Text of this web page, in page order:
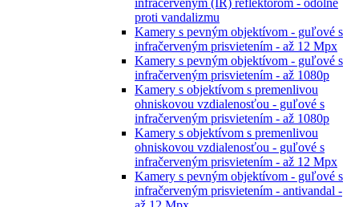
infračerveným (IR) reflektorom - odolné
proti vandalizmu
Kamery s pevným objektívom - guľové s
infračerveným prisvietením - až 12 Mpx
Kamery s pevným objektívom - guľové s
infračerveným prisvietením - až 1080p
Kamery s objektívom s premenlivou
ohniskovou vzdialenosťou - guľové s
infračerveným prisvietením - až 1080p
Kamery s objektívom s premenlivou
ohniskovou vzdialenosťou - guľové s
infračerveným prisvietením - až 12 Mpx
Kamery s pevným objektívom - guľové s
infračerveným prisvietením - antivandal -